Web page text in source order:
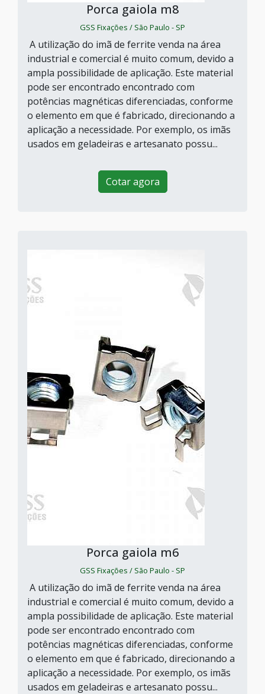
Porca gaiola m8
GSS Fixações / São Paulo - SP
A utilização do imã de ferrite venda na área
industrial e comercial é muito comum, devido a
ampla possibilidade de aplicação. Este material
pode ser encontrado encontrado com
potências magnéticas diferenciadas, conforme
o elemento em que é fabricado, direcionando a
aplicação a necessidade. Por exemplo, os imãs
usados em geladeiras e artesanato possu...
Cotar agora
Porca gaiola m6
GSS Fixações / São Paulo - SP
A utilização do imã de ferrite venda na área
industrial e comercial é muito comum, devido a
ampla possibilidade de aplicação. Este material
pode ser encontrado encontrado com
potências magnéticas diferenciadas, conforme
o elemento em que é fabricado, direcionando a
aplicação a necessidade. Por exemplo, os imãs
usados em geladeiras e artesanato possu...